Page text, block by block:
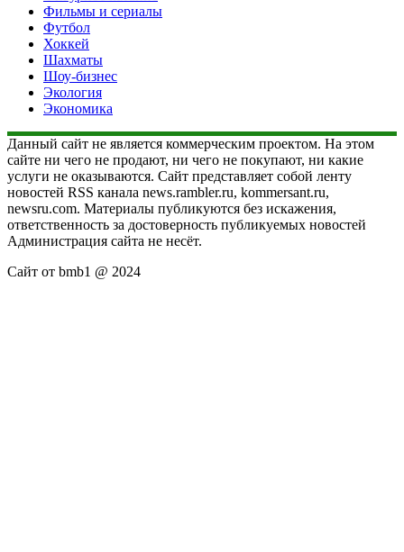
Фильмы и сериалы
Футбол
Хоккей
Шахматы
Шоу-бизнес
Экология
Экономика
Данный сайт не является коммерческим проектом. На этом
сайте ни чего не продают, ни чего не покупают, ни какие
услуги не оказываются. Сайт представляет собой ленту
новостей RSS канала news.rambler.ru, kommersant.ru,
newsru.com. Материалы публикуются без искажения,
ответственность за достоверность публикуемых новостей
Администрация сайта не несёт.
Сайт от bmb1 @ 2024